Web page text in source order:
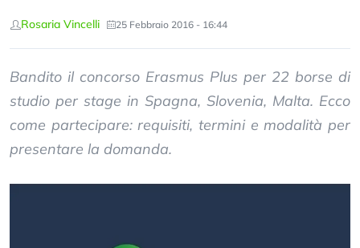
Rosaria Vincelli 25 Febbraio 2016 - 16:44
Bandito il concorso Erasmus Plus per 22 borse di
studio per stage in Spagna, Slovenia, Malta. Ecco
come partecipare: requisiti, termini e modalità per
presentare la domanda.